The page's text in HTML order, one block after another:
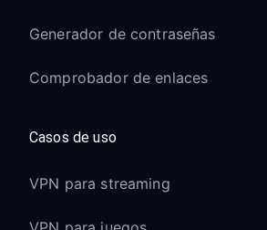
Generador de contraseñas
Comprobador de enlaces
Casos de uso
VPN para streaming